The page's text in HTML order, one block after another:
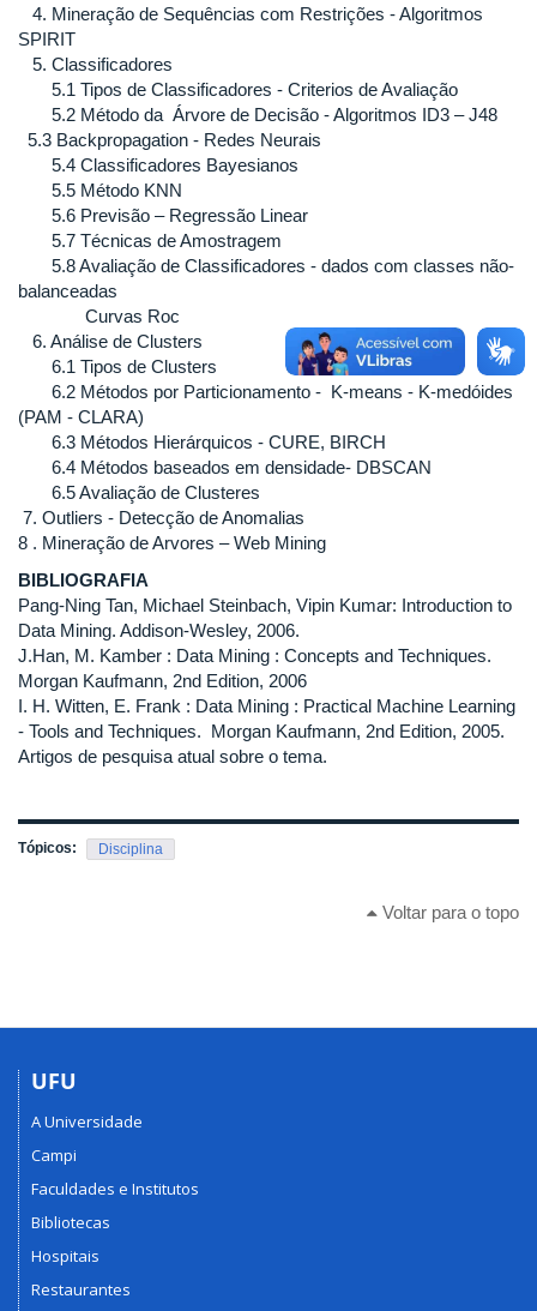
4. Mineração de Sequências com Restrições - Algoritmos
SPIRIT
5. Classificadores
5.1 Tipos de Classificadores - Criterios de Avaliação
5.2 Método da Árvore de Decisão - Algoritmos ID3 – J48
5.3 Backpropagation - Redes Neurais
5.4 Classificadores Bayesianos
5.5 Método KNN
5.6 Previsão – Regressão Linear
5.7 Técnicas de Amostragem
5.8 Avaliação de Classificadores - dados com classes não-
balanceadas
Curvas Roc
6. Análise de Clusters
6.1 Tipos de Clusters
6.2 Métodos por Particionamento - K-means - K-medóides
(PAM - CLARA)
6.3 Métodos Hierárquicos - CURE, BIRCH
6.4 Métodos baseados em densidade- DBSCAN
6.5 Avaliação de Clusteres
7. Outliers - Detecção de Anomalias
8 . Mineração de Arvores – Web Mining
BIBLIOGRAFIA
Pang-Ning Tan, Michael Steinbach, Vipin Kumar: Introduction to
Data Mining. Addison-Wesley, 2006.
J.Han, M. Kamber : Data Mining : Concepts and Techniques.
Morgan Kaufmann, 2nd Edition, 2006
I. H. Witten, E. Frank : Data Mining : Practical Machine Learning
- Tools and Techniques. Morgan Kaufmann, 2nd Edition, 2005.
Artigos de pesquisa atual sobre o tema.
Tópicos: Disciplina
Voltar para o topo
UFU
A Universidade
Campi
Faculdades e Institutos
Bibliotecas
Hospitais
Restaurantes